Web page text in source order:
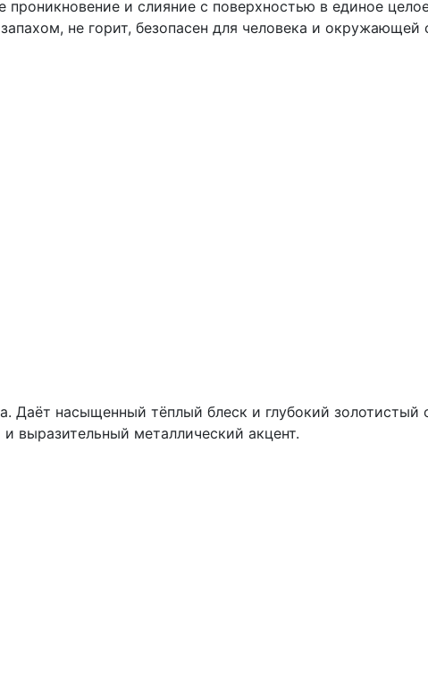
и слияние с поверхностью в единое
не горит, безопасен для человека и окружающей
насыщенный тёплый блеск и глубокий золотистый
выразительный металлический акцент.